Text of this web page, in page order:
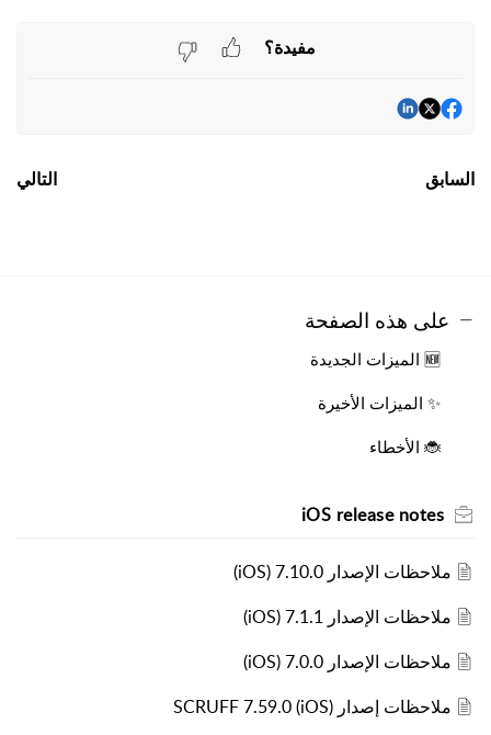
مفيدة؟
السابق التالي
على هذه الصفحة
🆕 الميزات الجديدة
✨ الميزات الأخيرة
🐞 الأخطاء
iOS release notes
ملاحظات الإصدار 7.10.0 (iOS)
ملاحظات الإصدار 7.1.1 (iOS)
ملاحظات الإصدار 7.0.0 (iOS)
ملاحظات إصدار SCRUFF 7.59.0 (iOS)